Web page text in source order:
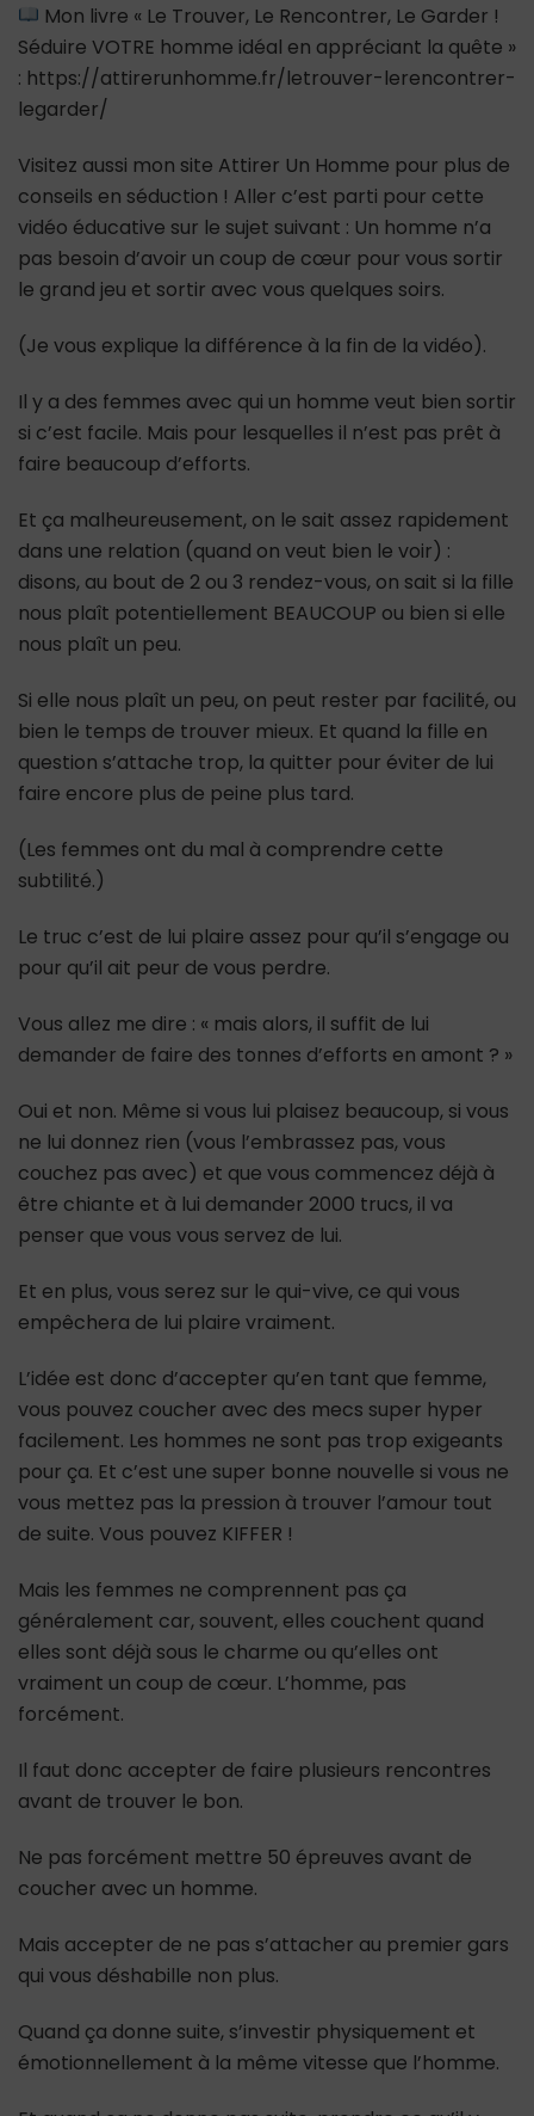
Mon livre « Le Trouver, Le Rencontrer, Le Garder !
Séduire VOTRE homme idéal en appréciant la quête »
: https://attirerunhomme.fr/letrouver-lerencontrer-
legarder/
Visitez aussi mon site Attirer Un Homme pour plus de
conseils en séduction ! Aller c’est parti pour cette
vidéo éducative sur le sujet suivant : Un homme n’a
pas besoin d’avoir un coup de cœur pour vous sortir
le grand jeu et sortir avec vous quelques soirs.
(Je vous explique la différence à la fin de la vidéo).
Il y a des femmes avec qui un homme veut bien sortir
si c’est facile. Mais pour lesquelles il n’est pas prêt à
faire beaucoup d’efforts.
Et ça malheureusement, on le sait assez rapidement
dans une relation (quand on veut bien le voir) :
disons, au bout de 2 ou 3 rendez-vous, on sait si la fille
nous plaît potentiellement BEAUCOUP ou bien si elle
nous plaît un peu.
Si elle nous plaît un peu, on peut rester par facilité, ou
bien le temps de trouver mieux. Et quand la fille en
question s’attache trop, la quitter pour éviter de lui
faire encore plus de peine plus tard.
(Les femmes ont du mal à comprendre cette
subtilité.)
Le truc c’est de lui plaire assez pour qu’il s’engage ou
pour qu’il ait peur de vous perdre.
Vous allez me dire : « mais alors, il suffit de lui
demander de faire des tonnes d’efforts en amont ? »
Oui et non. Même si vous lui plaisez beaucoup, si vous
ne lui donnez rien (vous l’embrassez pas, vous
couchez pas avec) et que vous commencez déjà à
être chiante et à lui demander 2000 trucs, il va
penser que vous vous servez de lui.
Et en plus, vous serez sur le qui-vive, ce qui vous
empêchera de lui plaire vraiment.
L’idée est donc d’accepter qu’en tant que femme,
vous pouvez coucher avec des mecs super hyper
facilement. Les hommes ne sont pas trop exigeants
pour ça. Et c’est une super bonne nouvelle si vous ne
vous mettez pas la pression à trouver l’amour tout
de suite. Vous pouvez KIFFER !
Mais les femmes ne comprennent pas ça
généralement car, souvent, elles couchent quand
elles sont déjà sous le charme ou qu’elles ont
vraiment un coup de cœur. L’homme, pas
forcément.
Il faut donc accepter de faire plusieurs rencontres
avant de trouver le bon.
Ne pas forcément mettre 50 épreuves avant de
coucher avec un homme.
Mais accepter de ne pas s’attacher au premier gars
qui vous déshabille non plus.
Quand ça donne suite, s’investir physiquement et
émotionnellement à la même vitesse que l’homme.